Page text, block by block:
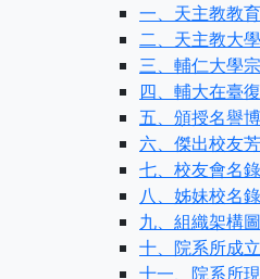
一、天主教教
二、天主教大
三、輔仁大學
四、輔大在臺
五、頒授名譽
六、傑出校友
七、校友會名錄
八、姊妹校名錄
九、組織架構圖
十、院系所成
十一、院系所